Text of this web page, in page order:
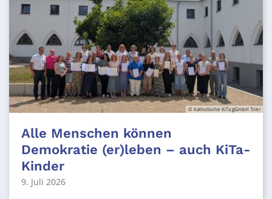
© Katholische KiTa gGmbH Trier
Alle Menschen können
Demokratie (er)leben – auch KiTa-
Kinder
9. Juli 2026